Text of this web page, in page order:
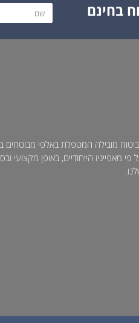
בחינם
ביטוח מובילה המטפלת באלפי מבוטחים
הייחודיים, באופן מקצועי